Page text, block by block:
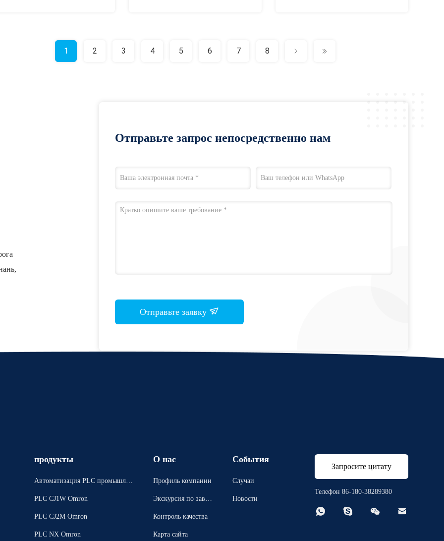
1 2 3 4 5 6 7 8
Отправьте запрос непосредственно нам
Отправьте заявку
продукты
Автоматизация PLC промышлен
PLC CJ1W Omron
PLC CJ2M Omron
PLC NX Omron
О нас
Профиль компании
Экскурсия по завод
Контроль качества
Карта сайта
События
Случаи
Новости
Запросите цитату
Телефон 86-180-38289380
   